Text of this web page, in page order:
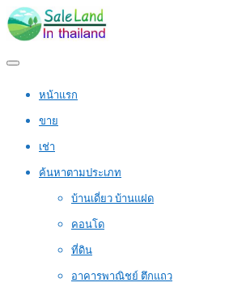
หน้าแรก
ขาย
เช่า
ค้นหาตามประเภท
บ้านเดี่ยว บ้านแฝด
คอนโด
ที่ดิน
อาคารพาณิชย์ ตึกแถว